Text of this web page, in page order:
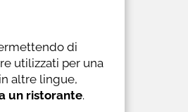
di
utilizzati per una
altre lingue,
un ristorante.